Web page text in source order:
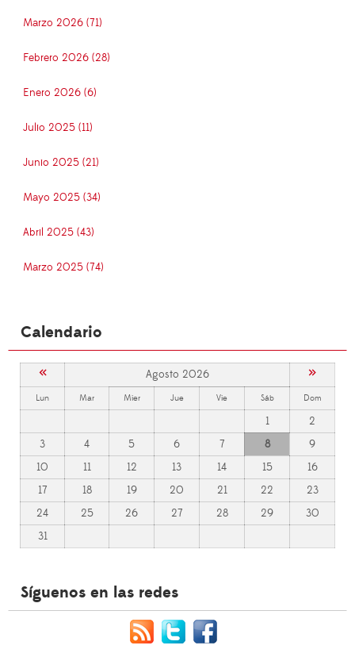
Marzo 2026 (71)
Febrero 2026 (28)
Enero 2026 (6)
Julio 2025 (11)
Junio 2025 (21)
Mayo 2025 (34)
Abril 2025 (43)
Marzo 2025 (74)
Calendario
« Agosto 2026 »
Lun Mar Mier Jue Vie Sáb Dom
1
2
3
4 5 6 7 8
9
10
11 12 13 14 15
16
17
18 19 20 21 22
23
24
25 26 27 28 29
30
31
Síguenos en las redes